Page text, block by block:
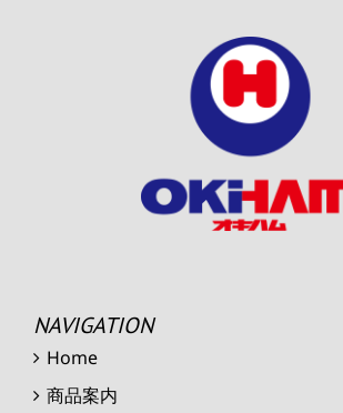
NAVIGATION
Home
商品案内